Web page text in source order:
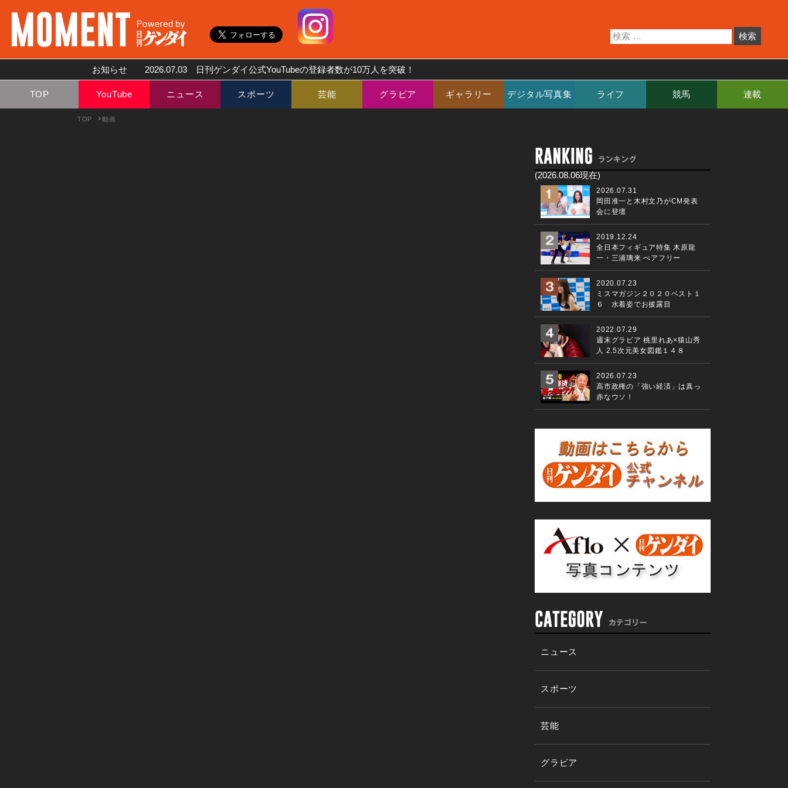
お知らせ 2026.07.03 日刊ゲンダイ公式YouTubeの登録者数が10万人を突破！
TOP YouTube ニュース スポーツ 芸能 グラビア ギャラリー デジタル写真集 ライフ 競馬 連載
TOP 動画
(2026.08.06現在)
2026.07.31
岡田准一と木村文乃がCM発表
会に登壇
2019.12.24
全日本フィギュア特集 木原龍
一・三浦璃来 ぺアフリー
2020.07.23
ミスマガジン２０２０ベスト１
６ 水着姿でお披露目
2022.07.29
週末グラビア 桃里れあ×猿山秀
人 2.5次元美女図鑑１４８
2026.07.23
高市政権の「強い経済」は真っ
赤なウソ！
ニュース
スポーツ
芸能
グラビア